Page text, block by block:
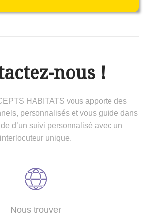
nous !
HABITATS vous apporte des
personnalisés et vous guide dans
d’un suivi personnalisé avec un
interlocuteur unique.
Nous trouver